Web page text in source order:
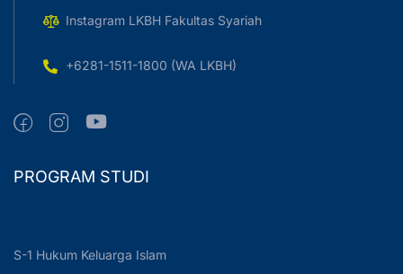
Instagram LKBH Fakultas Syariah
+6281-1511-1800 (WA LKBH)
PROGRAM STUDI
S-1 Hukum Keluarga Islam